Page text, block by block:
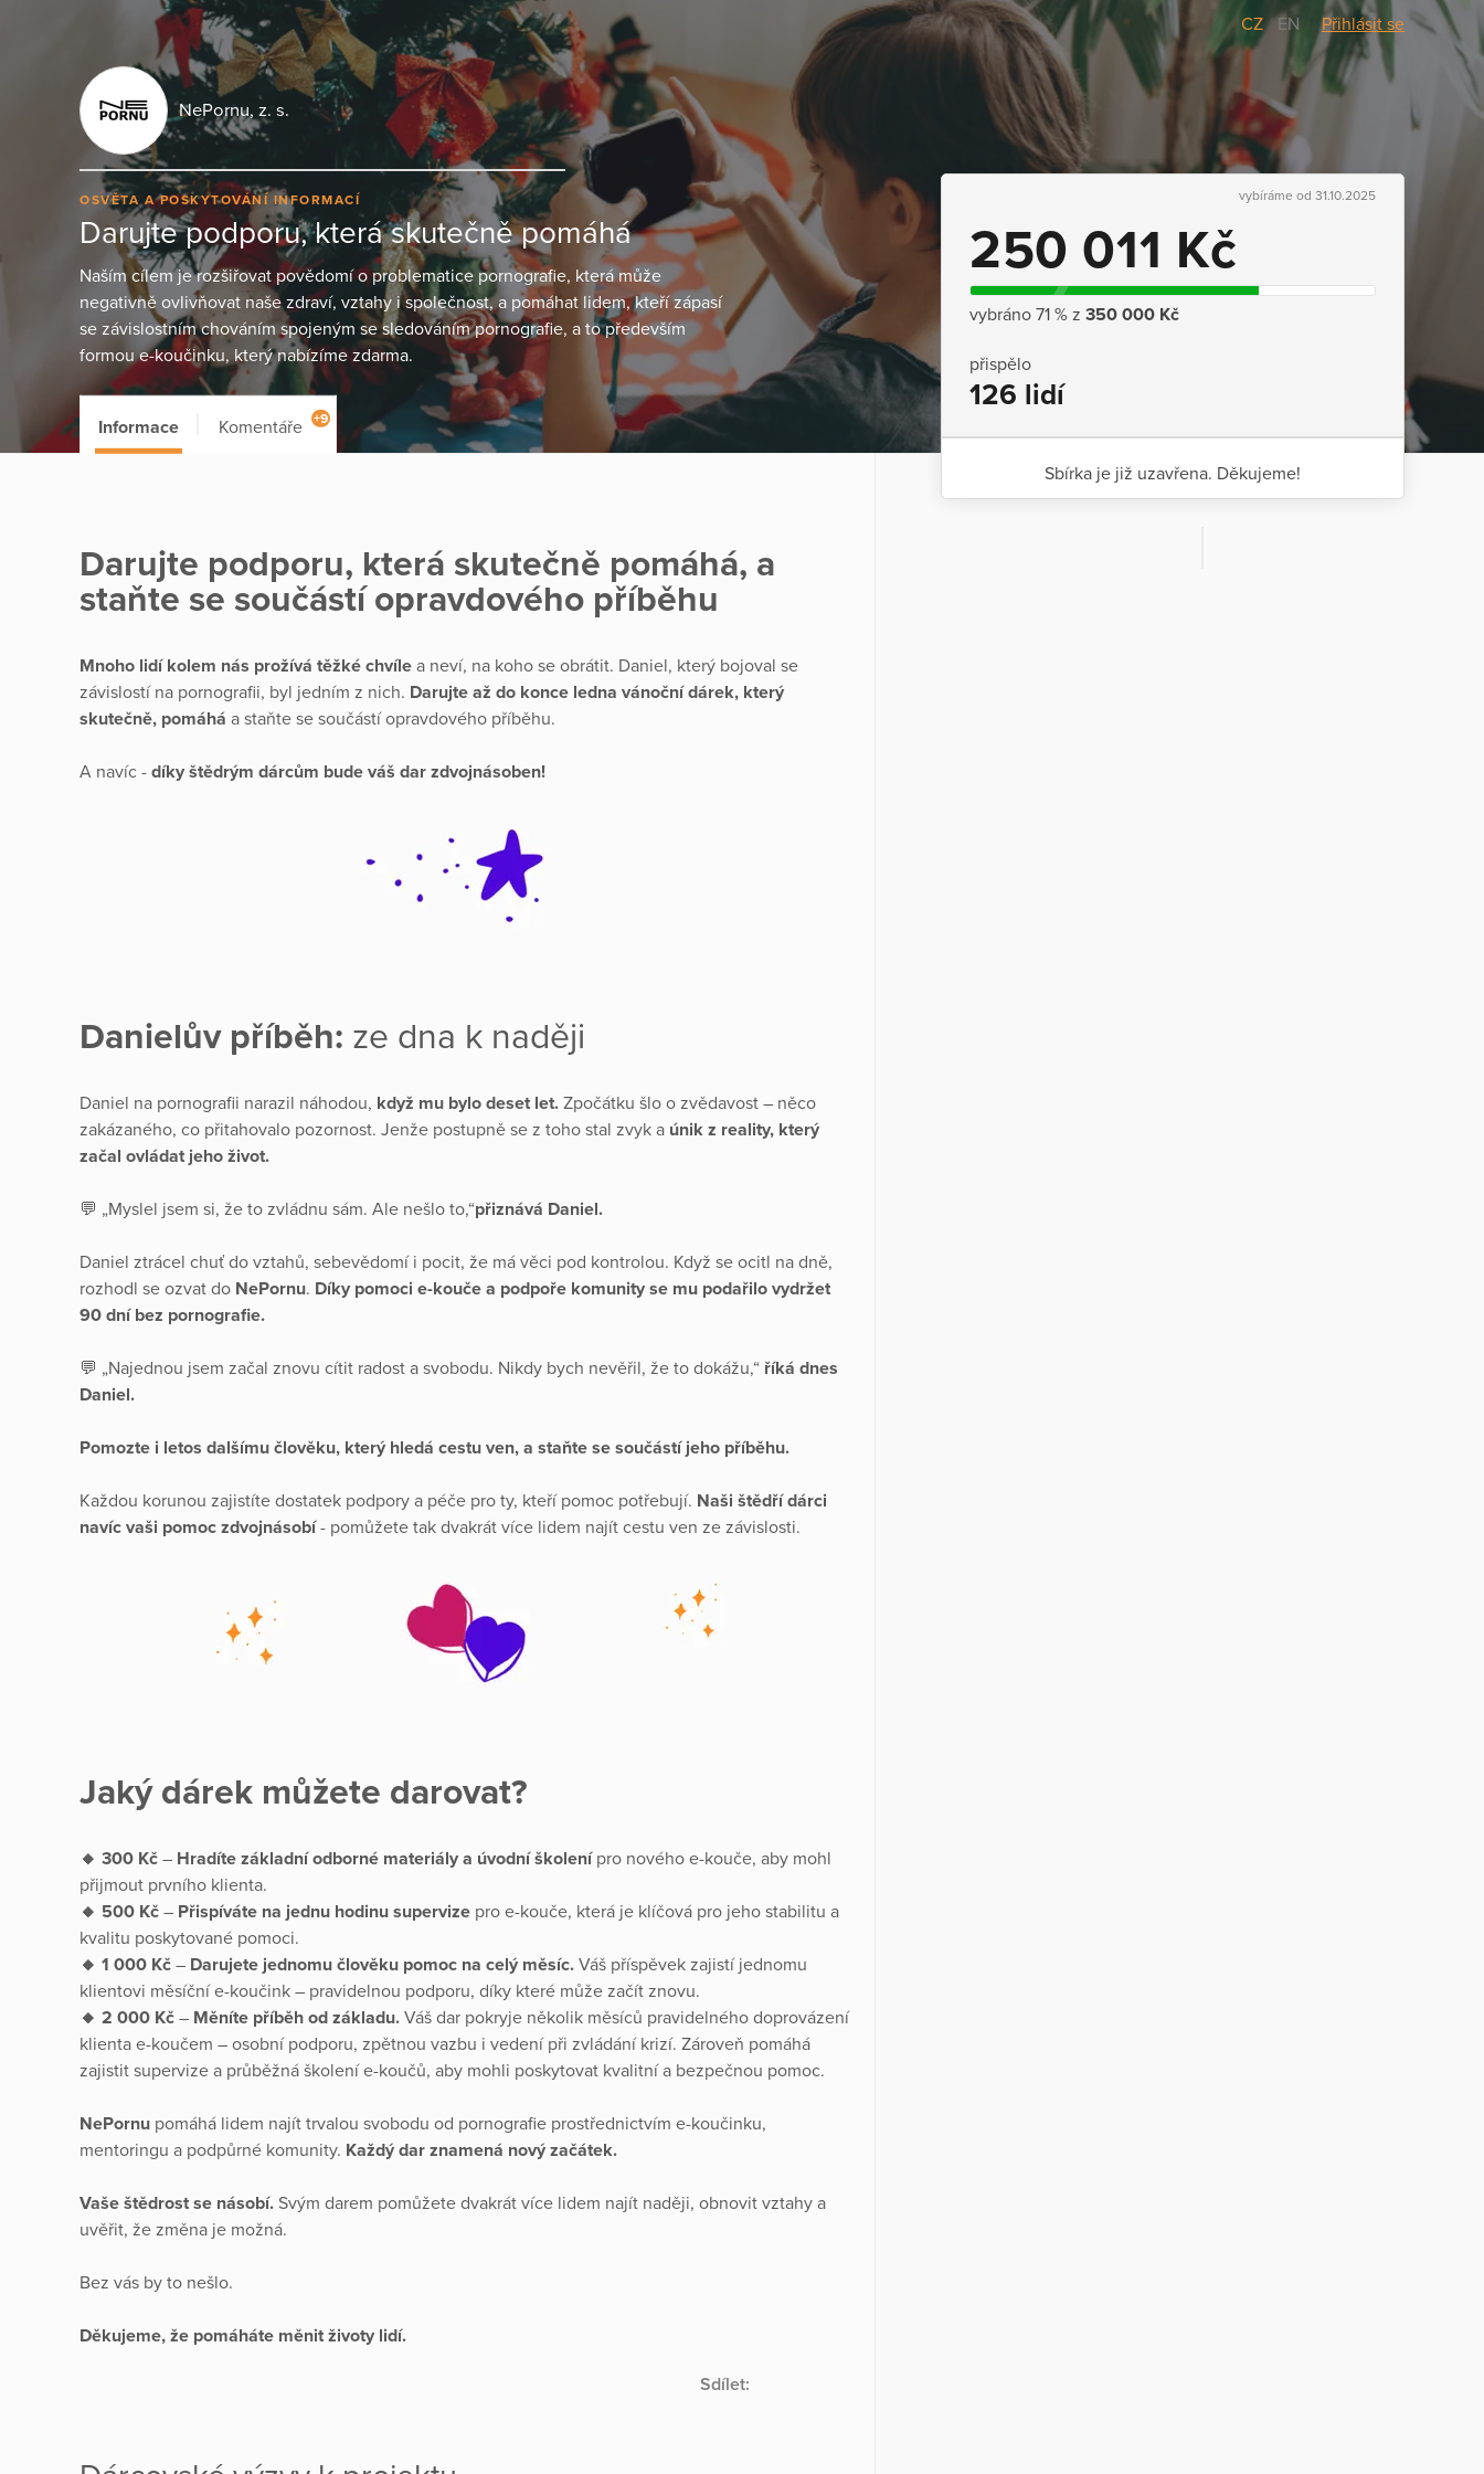
CZ/EN Přihlásit se
NePornu, z. s.
OSVĚTA A POSKYTOVÁNÍ INFORMACÍ
Darujte podporu, která skutečně pomáhá
Naším cílem je rozšiřovat povědomí o problematice pornografie, která může
negativně ovlivňovat naše zdraví, vztahy i společnost, a pomáhat lidem, kteří zápasí
se závislostním chováním spojeným se sledováním pornografie, a to především
formou e-koučinku, který nabízíme zdarma.
vybíráme od 31.10.2025
250 011 Kč
vybráno 71 % z 350 000 Kč
přispělo
126 lidí
Sbírka je již uzavřena. Děkujeme!
Informace Komentáře +9
Darujte podporu, která skutečně pomáhá, a
staňte se součástí opravdového příběhu
Mnoho lidí kolem nás prožívá těžké chvíle a neví, na koho se obrátit. Daniel, který bojoval se
závislostí na pornografii, byl jedním z nich. Darujte až do konce ledna vánoční dárek, který
skutečně, pomáhá a staňte se součástí opravdového příběhu.
A navíc - díky štědrým dárcům bude váš dar zdvojnásoben!
Danielův příběh: ze dna k naději
Daniel na pornografii narazil náhodou, když mu bylo deset let. Zpočátku šlo o zvědavost – něco
zakázaného, co přitahovalo pozornost. Jenže postupně se z toho stal zvyk a únik z reality, který
začal ovládat jeho život.
💬 „Myslel jsem si, že to zvládnu sám. Ale nešlo to,“přiznává Daniel.
Daniel ztrácel chuť do vztahů, sebevědomí i pocit, že má věci pod kontrolou. Když se ocitl na dně,
rozhodl se ozvat do NePornu. Díky pomoci e-kouče a podpoře komunity se mu podařilo vydržet
90 dní bez pornografie.
💬 „Najednou jsem začal znovu cítit radost a svobodu. Nikdy bych nevěřil, že to dokážu,“ říká dnes
Daniel.
Pomozte i letos dalšímu člověku, který hledá cestu ven, a staňte se součástí jeho příběhu.
Každou korunou zajistíte dostatek podpory a péče pro ty, kteří pomoc potřebují. Naši štědří dárci
navíc vaši pomoc zdvojnásobí- pomůžete tak dvakrát více lidem najít cestu ven ze závislosti.
Jaký dárek můžete darovat?
🔸 300 Kč – Hradíte základní odborné materiály a úvodní školenípro nového e-kouče, aby mohl
přijmout prvního klienta.
🔸 500 Kč – Přispíváte na jednu hodinu supervize pro e-kouče, která je klíčová pro jeho stabilitu a
kvalitu poskytované pomoci.
🔸 1 000 Kč – Darujete jednomu člověku pomoc na celý měsíc. Váš příspěvek zajistí jednomu
klientovi měsíční e-koučink – pravidelnou podporu, díky které může začít znovu.
🔸 2 000 Kč – Měníte příběh od základu. Váš dar pokryje několik měsíců pravidelného doprovázení
klienta e-koučem – osobní podporu, zpětnou vazbu i vedení při zvládání krizí. Zároveň pomáhá
zajistit supervize a průběžná školení e-koučů, aby mohli poskytovat kvalitní a bezpečnou pomoc.
NePornu pomáhá lidem najít trvalou svobodu od pornografie prostřednictvím e-koučinku,
mentoringu a podpůrné komunity. Každý dar znamená nový začátek.
Vaše štědrost se násobí. Svým darem pomůžete dvakrát více lidem najít naději, obnovit vztahy a
uvěřit, že změna je možná.
Bez vás by to nešlo.
Děkujeme, že pomáháte měnit životy lidí.
Sdílet: